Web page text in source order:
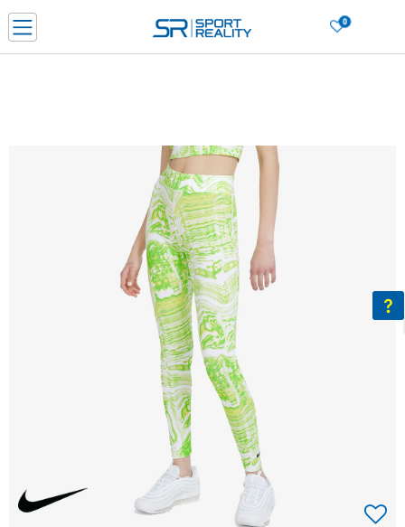
0
& COLLECT Платете со картичка online и подигнете во продавницата по ваш
ДОЗНАЈ ПОВЕЌЕ
Ценовник
ДОЗНАЈ ПОВЕЌЕ